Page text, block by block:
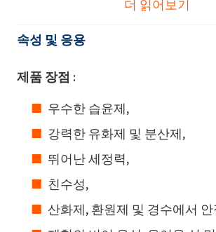
더 읽어보기
속성 및 응용
제품 장점 :
우수한 습윤제,
강력한 유화제 및 분산제,
뛰어난 세정력,
친수성,
산화제, 환원제 및 경수에서 안